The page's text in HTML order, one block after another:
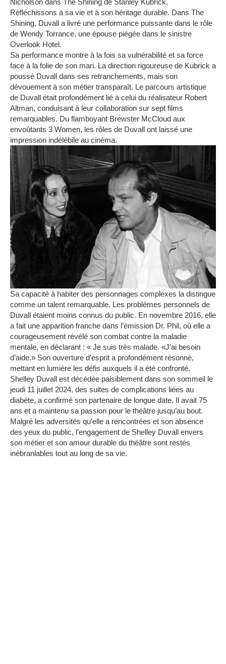
Nicholson dans The Shining de Stanley Kubrick.
Réfléchissons à sa vie et à son héritage durable. Dans The
Shining, Duvall a livré une performance puissante dans le rôle
de Wendy Torrance, une épouse piégée dans le sinistre
Overlook Hotel.
Sa performance montre à la fois sa vulnérabilité et sa force
face à la folie de son mari. La direction rigoureuse de Kubrick a
poussé Duvall dans ses retranchements, mais son
dévouement à son métier transparaît. Le parcours artistique
de Duvall était profondément lié à celui du réalisateur Robert
Altman, conduisant à leur collaboration sur sept films
remarquables. Du flamboyant Brewster McCloud aux
envoûtants 3 Women, les rôles de Duvall ont laissé une
impression indélébile au cinéma.
Sa capacité à habiter des personnages complexes la distingue
comme un talent remarquable. Les problèmes personnels de
Duvall étaient moins connus du public. En novembre 2016, elle
a fait une apparition franche dans l’émission Dr. Phil, où elle a
courageusement révélé son combat contre la maladie
mentale, en déclarant : « Je suis très malade. «J’ai besoin
d’aide.» Son ouverture d’esprit a profondément résonné,
mettant en lumière les défis auxquels il a été confronté.
Shelley Duvall est décédée paisiblement dans son sommeil le
jeudi 11 juillet 2024, des suites de complications liées au
diabète, a confirmé son partenaire de longue date. Il avait 75
ans et a maintenu sa passion pour le théâtre jusqu’au bout.
Malgré les adversités qu’elle a rencontrées et son absence
des yeux du public, l’engagement de Shelley Duvall envers
son métier et son amour durable du théâtre sont restés
inébranlables tout au long de sa vie.